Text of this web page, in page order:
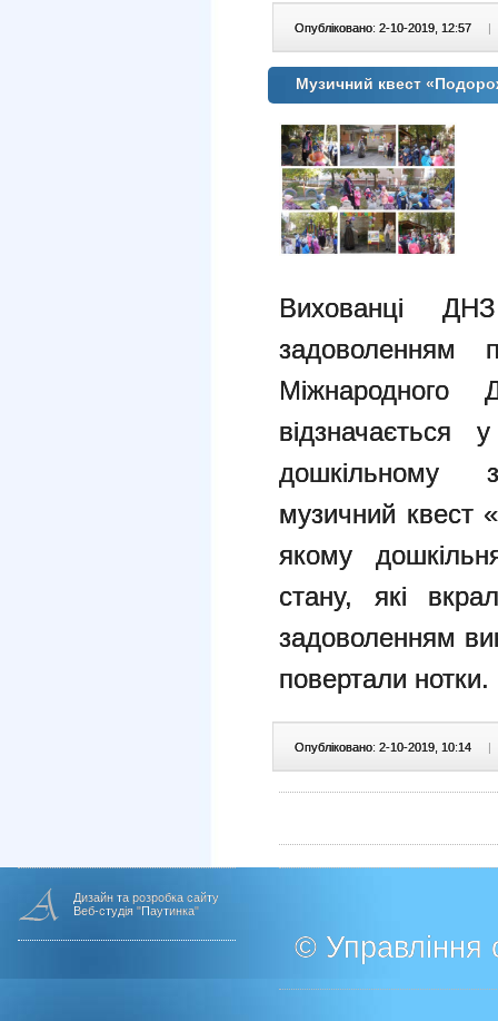
Опубліковано: 2-10-2019, 12:57 |
Музичний квест
Вихованці
задоволенням
дошкільному
музичний квест
якому
стану, які
задоволенням
повертали нотки.
Опубліковано: 2-10-2019, 10:14 |
Дизайн та розробка сайту
Веб-студія "Паутинка"
© Управління